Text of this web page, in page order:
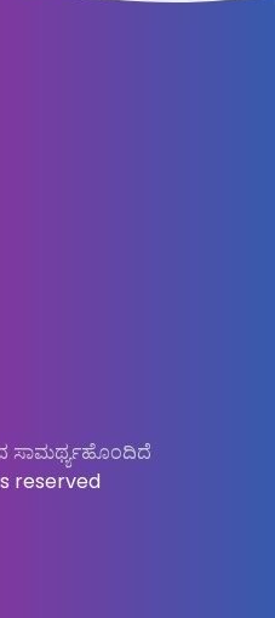
ಸಾಮರ್ಥ್ಯಹೊಂದಿದೆ
reserved